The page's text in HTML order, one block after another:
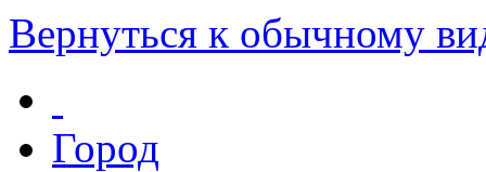
Вернуться к обычному
Город